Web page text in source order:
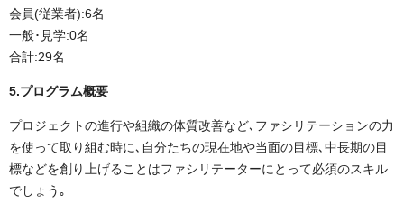
会員(従業者):6名
一般･見学:0名
合計:29名
5.プログラム概要
プロジェクトの進行や組織の体質改善など､ファシリテーションの力
を使って取り組む時に､自分たちの現在地や当面の目標､中長期の目
標などを創り上げることはファシリテーターにとって必須のスキル
でしょう｡